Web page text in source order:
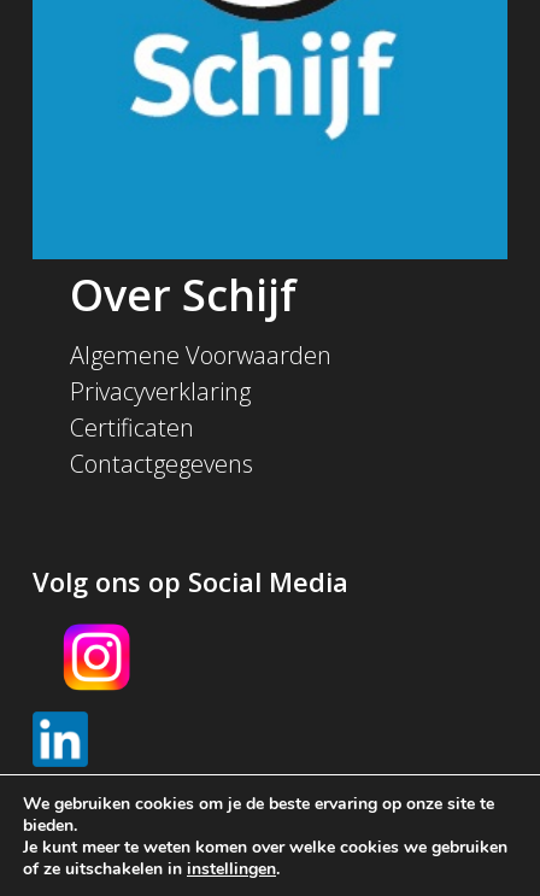
Over Schijf
Algemene Voorwaarden
Privacyverklaring
Certificaten
Contactgegevens
Volg ons op Social Media
© 2026 Schijf Groep. Met
gemaakt in Amsterdam door
We gebruiken cookies om je de beste ervaring op onze site te
bieden.
Je kunt meer te weten komen over welke cookies we gebruiken
of ze uitschakelen in instellingen.